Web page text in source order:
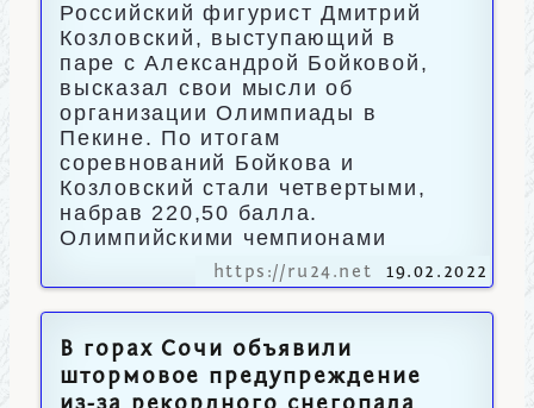
Российский фигурист Дмитрий
Козловский, выступающий в
паре с Александрой Бойковой,
высказал свои мысли об
организации Олимпиады в
Пекине. По итогам
соревнований Бойкова и
Козловский стали четвертыми,
набрав 220,50 балла.
Олимпийскими чемпионами
https://ru24.net 19.02.2022
В горах Сочи объявили
штормовое предупреждение